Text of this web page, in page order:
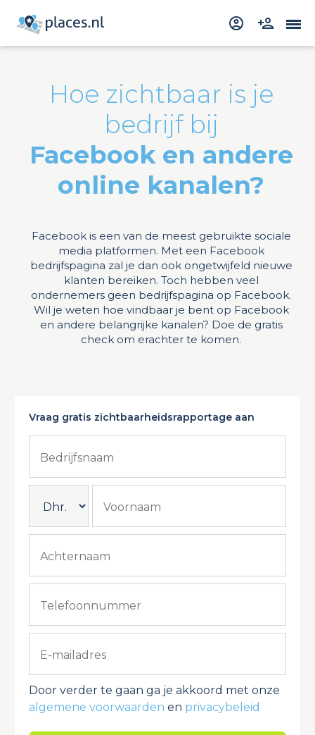
Hoe zichtbaar is je
bedrijf bij
Facebook en andere
online kanalen?
Facebook is een van de meest gebruikte sociale
media platformen. Met een Facebook
bedrijfspagina zal je dan ook ongetwijfeld nieuwe
klanten bereiken. Toch hebben veel
ondernemers geen bedrijfspagina op Facebook.
Wil je weten hoe vindbaar je bent op Facebook
en andere belangrijke kanalen? Doe de gratis
check om erachter te komen.
Vraag gratis zichtbaarheidsrapportage aan
Door verder te gaan ga je akkoord met onze
algemene voorwaarden en privacybeleid